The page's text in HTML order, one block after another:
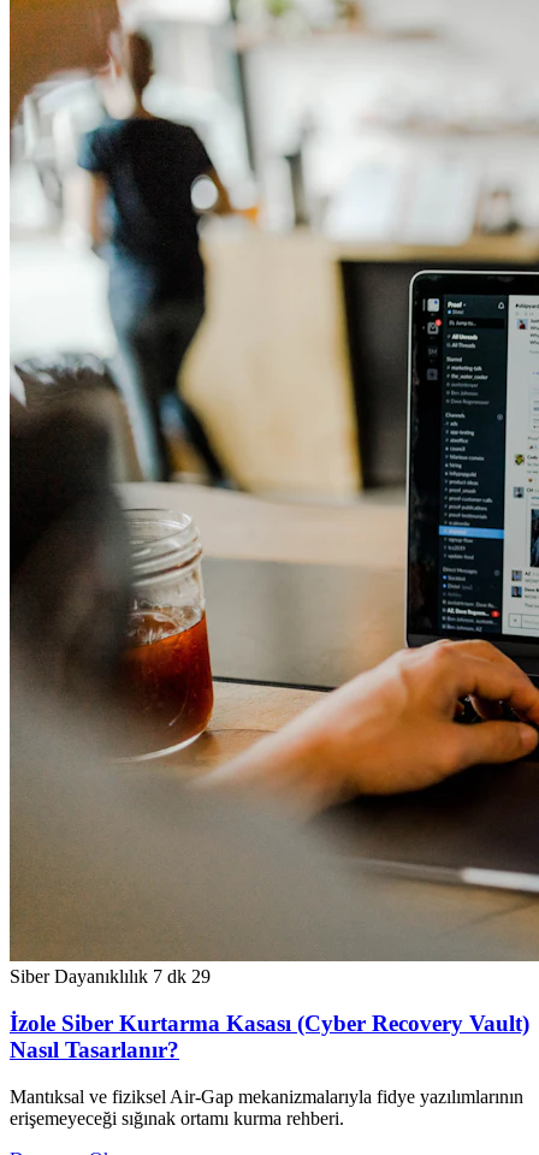
Siber Dayanıklılık 7 dk 29
İzole Siber Kurtarma Kasası (Cyber Recovery Vault)
Nasıl Tasarlanır?
Mantıksal ve fiziksel Air-Gap mekanizmalarıyla fidye yazılımlarının
erişemeyeceği sığınak ortamı kurma rehberi.